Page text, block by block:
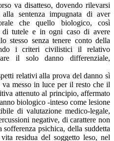
va disatteso, dovendo rilevarsi
sentenza impugnata di aver
che quello biologico, così
di tutele e in ogni caso di avere
stesso senza tenere conto della
i criteri civilistici il relativo
il solo danno differenziale,
relativi alla prova del danno sì
messo in luce per il resto che il
attenuto al principio, affermato
biologico -inteso come lesione
di valutazione medico-legale,
negative, di carattere non
psichica, della suddetta
residua del soggetto leso, nel